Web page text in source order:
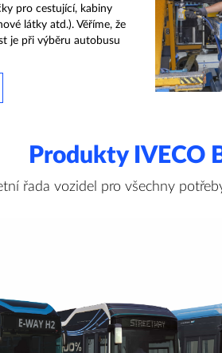
pro cestující, kabiny
látky atd.). Věříme, že
je při výběru autobusu
Produkty IVECO
řada vozidel pro všechny